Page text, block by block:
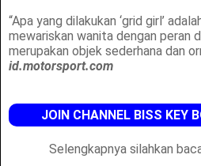
“Apa yang dilakukan ‘grid girl’
mewariskan wanita dengan peran
merupakan objek sederhana dan
id.motorsport.com
JOIN CHANNEL BISS KEY
Selengkapnya silahkan